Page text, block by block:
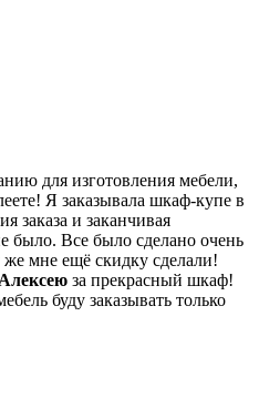
для изготовления мебели,
Я заказывала шкаф-купе в
заказа и заканчивая
было. Все было сделано очень
мне ещё скидку сделали!
Алексею за прекрасный шкаф!
буду заказывать только